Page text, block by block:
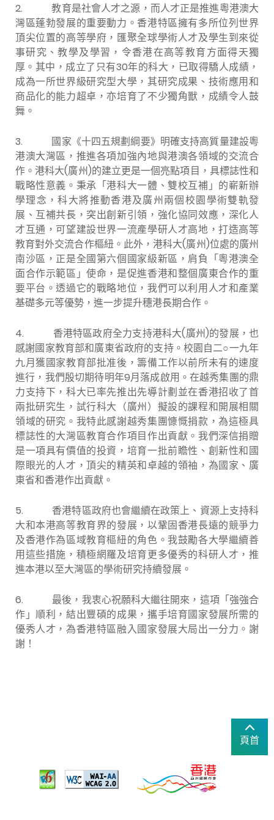
2.
教育是社會人才之源，而人才正是推進粵港澳大
灣區蓬勃發展的重要動力。香港特區擁有多所位列世界
頂尖位置的高等學府，匯聚全球學術人才及學生到來從
事研究、教學及學習，令香港在高等教育方面得天獨
厚。其中，成立了只有30年的科大，已取得驕人成績，
成為一所世界級研究型大學，其研究成果、技術應用和
商品化的能力超卓，亦培育了不少獨角獸，成績令人鼓
舞。
3.
國家《十四五規劃綱要》明確支持高質量建設粵
港澳大灣區，推進各項加強內地與港澳各領域的交流合
作。港科大(廣州)的建立更是一個亮點項目，具標誌性和
戰略性意義。秉承「港科大一體、雙校互補」的嶄新辦
學理念，科大將推動香港及廣州兩個校園學術雙軌發
展、互補共長，突出創新引領，強化協同效應，深化人
才互通，可望建設世界一流產學研人才高地，打造高等
教育對外交流合作樞紐。此外，港科大(廣州)位處的廣州
南沙區，正是全國第六個國家級新區，肩負「粵港澳全
面合作示範區」使命，是促進香港和整個廣東合作的重
要平台。透過它的戰略地位，我們可以利用人才和產業
基礎多元等優勢，進一步提升穗港長期合作。
4.
香港特區政府全力支持港科大(廣州)的發展，也
感謝國家教育部和廣東省政府的支持。校園自二○一九年
九月獲國家教育部批准後，籌備工作以前所未有的速度
進行，我們殷切期待明年9月落成啟用。在越秀集團的鼎
力支持下，科大已率先推出先導計劃並在香港招收了首
兩批研究生，試行科大（廣州）擬設的課程和開展相關
領域的研究。我特此感謝越秀集團慷慨捐款，為這極具
標誌性的大灣區教育合作項目作出貢獻。我們深信捐贈
是一項具有價值的投資，培育一批前瞻性、創新性和國
際眼光的人才，頂尖的精英和卓越的領袖，為國家、廣
東省和香港作出貢獻。
5.
香港特區政府也會繼續在政策上、資源上支持科
大和本港高等教育界的發展，以鞏固香港長遠的競爭力
及香港作為區域教育樞紐的角色。我鼓勵各大學繼續善
用這些措施，積極網羅及培育更多優秀的科研人才，推
進本港以至大灣區的學術研究持續發展。
6.
最後，我衷心祝願科大繼往開來，這項「強強合
作」順利，結出豐碩的成果，攜手培育國家發展所需的
優秀人才，為香港特區融入國家發展大局出一分力。謝
謝！
頁首